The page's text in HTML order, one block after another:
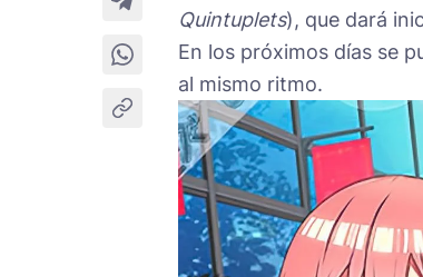
Quintuplets), que dará
En los próximos días se
al mismo ritmo.